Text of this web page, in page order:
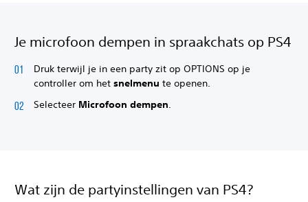
Je microfoon dempen in spraakchats op PS4
Druk terwijl je in een party zit op OPTIONS op je
controller om het snelmenu te openen.
Selecteer Microfoon dempen.
Wat zijn de partyinstellingen van PS4?